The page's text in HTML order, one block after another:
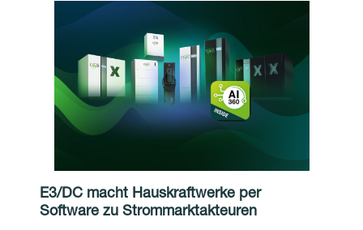
E3/DC macht Hauskraftwerke per
Software zu Strommarktakteuren